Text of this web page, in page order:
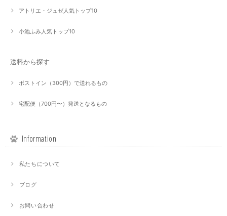
アトリエ・ジュゼ人気トップ10
小池ふみ人気トップ10
送料から探す
ポストイン（300円）で送れるもの
宅配便（700円〜）発送となるもの
Information
私たちについて
ブログ
お問い合わせ